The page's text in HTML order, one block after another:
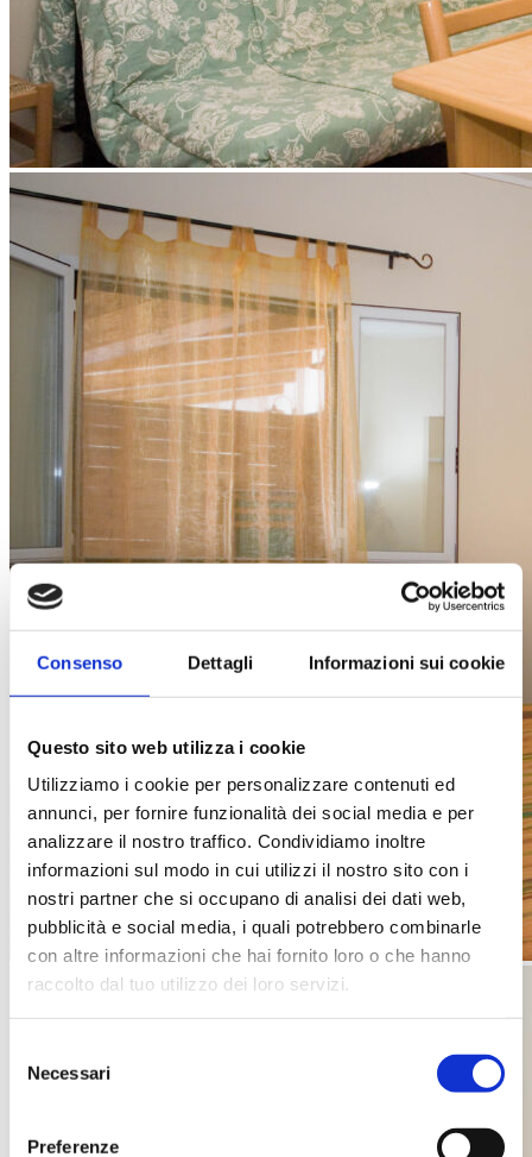
Consenso Dettagli Informazioni sui cookie
Questo sito web utilizza i cookie
Utilizziamo i cookie per personalizzare contenuti ed
annunci, per fornire funzionalità dei social media e per
analizzare il nostro traffico. Condividiamo inoltre
informazioni sul modo in cui utilizzi il nostro sito con i
nostri partner che si occupano di analisi dei dati web,
pubblicità e social media, i quali potrebbero combinarle
con altre informazioni che hai fornito loro o che hanno
raccolto dal tuo utilizzo dei loro servizi.
delNecessari
Preferenze